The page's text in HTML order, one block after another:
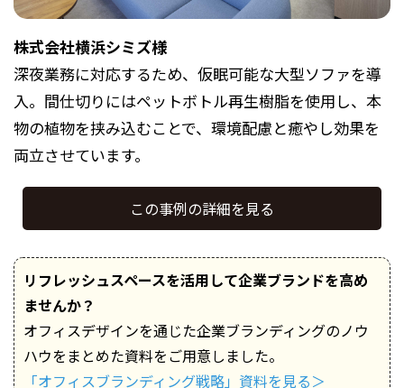
株式会社横浜シミズ様
深夜業務に対応するため、仮眠可能な大型ソファを導
入。間仕切りにはペットボトル再生樹脂を使用し、本
物の植物を挟み込むことで、環境配慮と癒やし効果を
両立させています。
この事例の詳細を見る
リフレッシュスペースを活用して企業ブランドを高め
ませんか？
オフィスデザインを通じた企業ブランディングのノウ
ハウをまとめた資料をご用意しました。
「オフィスブランディング戦略」資料を見る＞